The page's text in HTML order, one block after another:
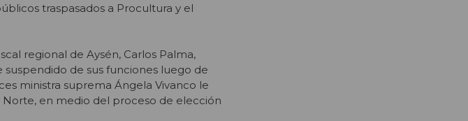
traspasados a Procultura y el
regional de Aysén, Carlos Palma,
de sus funciones luego de
ministra suprema Ángela Vivanco le
en medio del proceso de elección